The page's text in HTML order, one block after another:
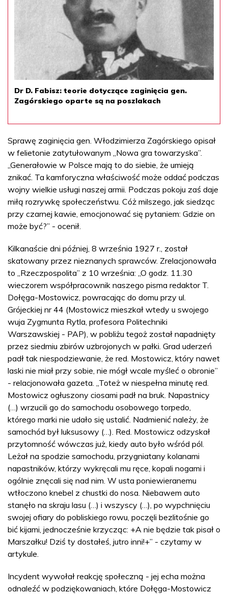
Dr D. Fabisz: teorie dotyczące zaginięcia gen.
Zagórskiego oparte są na poszlakach
Sprawę zaginięcia gen. Włodzimierza Zagórskiego opisał
w felietonie zatytułowanym „Nowa gra towarzyska”.
„Generałowie w Polsce mają to do siebie, że umieją
znikać. Ta kamforyczna właściwość może oddać podczas
wojny wielkie usługi naszej armii. Podczas pokoju zaś daje
miłą rozrywkę społeczeństwu. Cóż milszego, jak siedząc
przy czarnej kawie, emocjonować się pytaniem: Gdzie on
może być?” - ocenił.
Kilkanaście dni później, 8 września 1927 r., został
skatowany przez nieznanych sprawców. Zrelacjonowała
to „Rzeczpospolita” z 10 września: „O godz. 11.30
wieczorem współpracownik naszego pisma redaktor T.
Dołęga-Mostowicz, powracając do domu przy ul.
Grójeckiej nr 44 (Mostowicz mieszkał wtedy u swojego
wuja Zygmunta Rytla, profesora Politechniki
Warszawskiej - PAP), w pobliżu tegoż został napadnięty
przez siedmiu zbirów uzbrojonych w pałki. Grad uderzeń
padł tak niespodziewanie, że red. Mostowicz, który nawet
laski nie miał przy sobie, nie mógł wcale myśleć o obronie”
- relacjonowała gazeta. „Toteż w niespełna minutę red.
Mostowicz ogłuszony ciosami padł na bruk. Napastnicy
(…) wrzucili go do samochodu osobowego torpedo,
którego marki nie udało się ustalić. Nadmienić należy, że
samochód był luksusowy (…). Red. Mostowicz odzyskał
przytomność wówczas już, kiedy auto było wśród pól.
Leżał na spodzie samochodu, przygniatany kolanami
napastników, którzy wykręcali mu ręce, kopali nogami i
ogólnie znęcali się nad nim. W usta poniewieranemu
wtłoczono knebel z chustki do nosa. Niebawem auto
stanęło na skraju lasu (…) i wszyscy (…), po wypchnięciu
swojej ofiary do pobliskiego rowu, poczęli bezlitośnie go
bić kijami, jednocześnie krzycząc: +A nie będzie tak pisał o
Marszałku! Dziś ty dostałeś, jutro inni!+” - czytamy w
artykule.
Incydent wywołał reakcję społeczną - jej echa można
odnaleźć w podziękowaniach, które Dołęga-Mostowicz